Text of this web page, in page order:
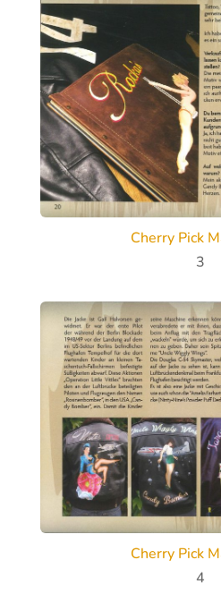
Cherry Pick
3
Cherry Pick
4